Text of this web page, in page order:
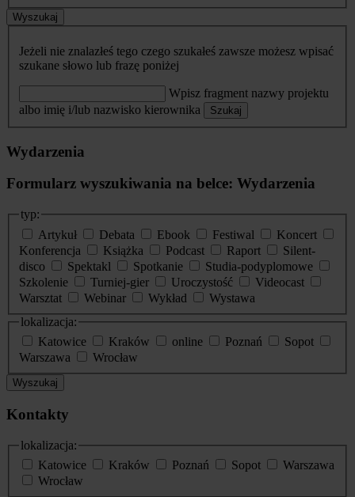
Wyszukaj
Jeżeli nie znalazłeś tego czego szukałeś zawsze możesz wpisać
szukane słowo lub frazę poniżej
Wpisz fragment nazwy projektu
albo imię i/lub nazwisko kierownika
Szukaj
Wydarzenia
Formularz wyszukiwania na belce: Wydarzenia
typ:
Artykuł
Debata Ebook Festiwal
Koncert
Konferencja
Książka Podcast Raport
Silent-
disco
Spektakl Spotkanie
Studia-podyplomowe
Szkolenie
Turniej-gier Uroczystość
Videocast
Warsztat
Webinar Wykład
Wystawa
lokalizacja:
Katowice
Kraków online Poznań
Sopot
Warszawa
Wrocław
Wyszukaj
Kontakty
lokalizacja:
Katowice
Kraków Poznań Sopot
Warszawa
Wrocław